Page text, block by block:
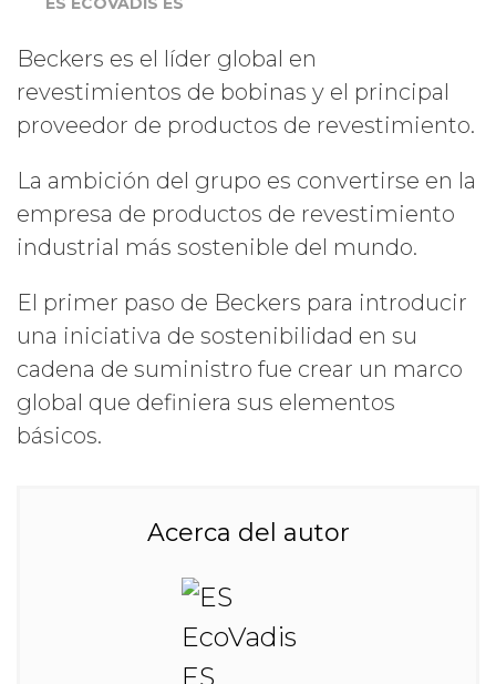
Beckers es el líder global en
revestimientos de bobinas y el principal
proveedor de productos de revestimiento.
La ambición del grupo es convertirse en la
empresa de productos de revestimiento
industrial más sostenible del mundo.
El primer paso de Beckers para introducir
una iniciativa de sostenibilidad en su
cadena de suministro fue crear un marco
global que definiera sus elementos
básicos.
Acerca del autor